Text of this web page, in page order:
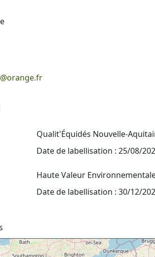
Qualit'Équidés Nouvelle-
Date de labellisation : 25/08/
Haute Valeur
Date de labellisation : 30/12/